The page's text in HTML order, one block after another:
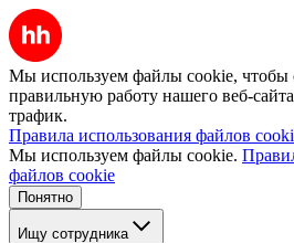
Мы используем файлы cookie, чтобы
правильную работу нашего веб-
трафик.
Правила использования файлов
Мы используем файлы cookie.
файлов cookie
Понятно
Ищу сотрудника